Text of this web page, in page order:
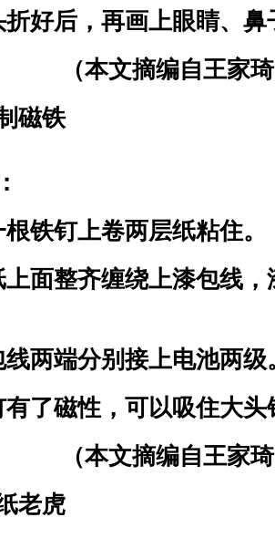
折好后，再画上眼睛、
（本文摘编自王家
磁铁
铁钉上卷两层纸粘住。
上面整齐缠绕上漆包线
线两端分别接上电池两级
有了磁性，可以吸住大
（本文摘编自王家
老虎